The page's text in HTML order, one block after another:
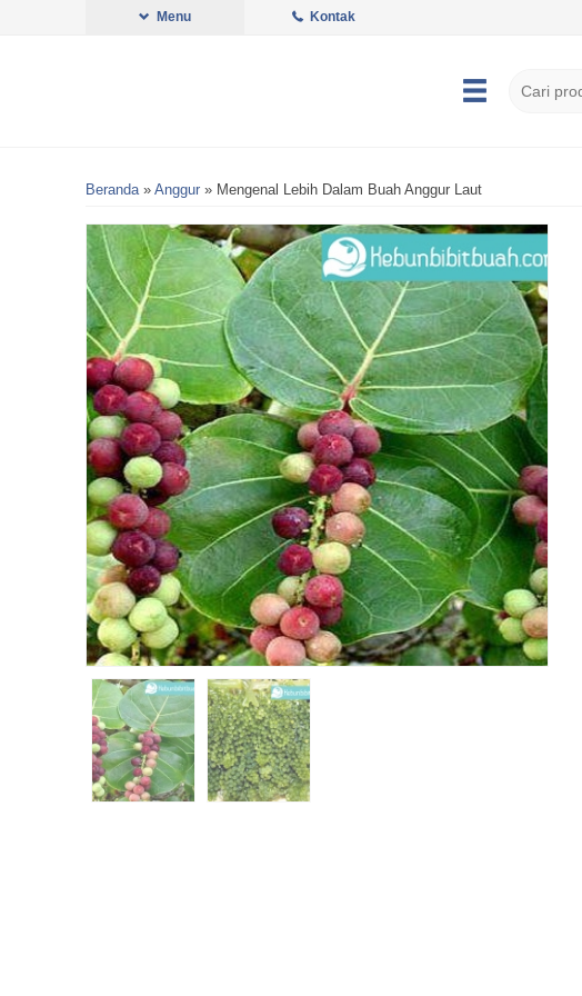
Menu Kontak
Beranda» Anggur » Mengenal Lebih Dalam Buah Anggur Laut